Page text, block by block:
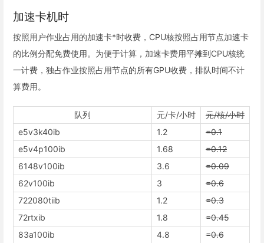
加速卡机时
按照用户作业占用的加速卡*时收费，CPU核按照占用节点加速卡
的比例分配免费使用。为便于计算，加速卡费用平摊到CPU核统
一计费，独占作业按照占用节点的所有GPU收费，排队时间不计
算费用。
队列 元/卡/小时
元/核/小时
e5v3k40ib
1.2
=0.1
e5v4p100ib
1.68
=0.12
6148v100ib
3.6
=0.09
62v100ib
3
=0.6
722080tiib
1.2
=0.3
72rtxib
1.8
=0.45
83a100ib
4.8
=0.6